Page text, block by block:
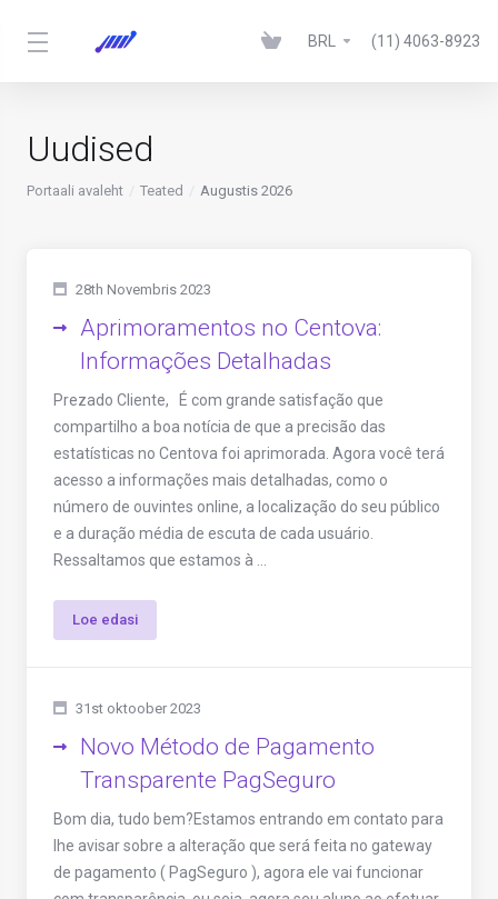
BRL (11) 4063-8923
Uudised
Portaali avaleht Teated Augustis 2026
28th Novembris 2023
Aprimoramentos no Centova:
Informações Detalhadas
Prezado Cliente, É com grande satisfação que
compartilho a boa notícia de que a precisão das
estatísticas no Centova foi aprimorada. Agora você terá
acesso a informações mais detalhadas, como o
número de ouvintes online, a localização do seu público
e a duração média de escuta de cada usuário.
Ressaltamos que estamos à ...
Loe edasi
31st oktoober 2023
Novo Método de Pagamento
Transparente PagSeguro
Bom dia, tudo bem?Estamos entrando em contato para
lhe avisar sobre a alteração que será feita no gateway
de pagamento ( PagSeguro ), agora ele vai funcionar